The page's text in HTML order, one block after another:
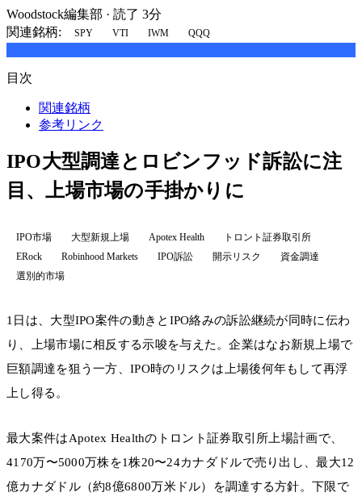
Woodstock編集部 · 読了 3分
関連銘柄:
SPY VTI IWM QQQ
目次
関連銘柄
参考リンク
IPO大型調達とロビンフッド訴訟に注
目、上場市場の手掛かりに
IPO市場 大型新規上場 Apotex Health
トロント証券取引所
ERock
Robinhood Markets IPO訴訟 開示リスク
資金調達
選別的市場
1日は、大型IPO案件の動きとIPO絡みの訴訟継続が同時に伝わ
り、上場市場に相反する示唆を与えた。企業はなお新規上場で
巨額調達を狙う一方、IPO時のリスクは上場後何年もして再浮
上し得る。
最大案件はApotex Healthのトロント証券取引所上場計画で、
4170万〜5000万株を1株20〜24カナダドルで売り出し、最大12
億カナダドル（約8億6800万米ドル）を調達する方針。下限で